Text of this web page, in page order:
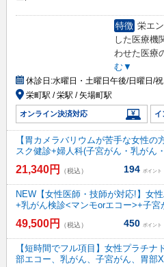
特徴 栄エ
した医療機
わせた医療
む▼
休診日:水曜日・土曜日午後/日曜日/祝
栄町駅 / 栄駅 / 矢場町駅
オンライン決済対応 イ
【胃カメラバリウムが苦手な女性の
スク健診+婦人科(子宮がん・乳がん
21,340円 （税込） 194 ポイント
NEW【女性医師・技師が対応!】女
+乳がん検診<マンモorエコー>+子宮
49,500円 （税込） 450 ポイント
【短時間でフル項目】女性プラチナ
部エコー、乳がん、子宮がん、胃部